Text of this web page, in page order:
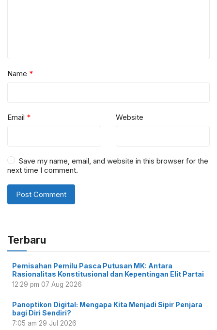
Name *
Email * Website
Save my name, email, and website in this browser for the
next time I comment.
Terbaru
Pemisahan Pemilu Pasca Putusan MK: Antara
Rasionalitas Konstitusional dan Kepentingan Elit Partai
12:29 pm 07 Aug 2026
Panoptikon Digital: Mengapa Kita Menjadi Sipir Penjara
bagi Diri Sendiri?
7:05 am 29 Jul 2026